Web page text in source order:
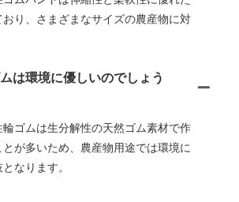
り、さまざまなサイズの農産物に対
は環境に優しいのでしょう
輪ゴムは生分解性の天然ゴム素材で作
とが多いため、農産物用途では環境に
なります。